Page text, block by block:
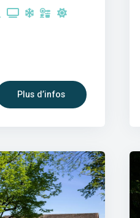
Plus d’infos